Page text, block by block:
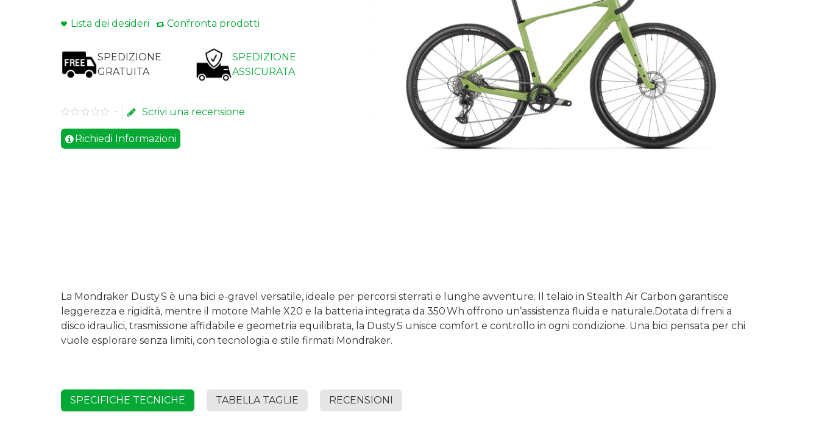
Lista dei desideri Confronta prodotti
SPEDIZIONE
GRATUITA
SPEDIZIONE
ASSICURATA
- Scrivi una recensione
Richiedi Informazioni
La Mondraker Dusty S è una bici e-gravel versatile, ideale per percorsi sterrati e lunghe avventure. Il telaio in Stealth Air Carbon garantisce
leggerezza e rigidità, mentre il motore Mahle X20 e la batteria integrata da 350 Wh offrono un’assistenza fluida e naturale.Dotata di freni a
disco idraulici, trasmissione affidabile e geometria equilibrata, la Dusty S unisce comfort e controllo in ogni condizione. Una bici pensata per chi
vuole esplorare senza limiti, con tecnologia e stile firmati Mondraker.
SPECIFICHE TECNICHE TABELLA TAGLIE RECENSIONI